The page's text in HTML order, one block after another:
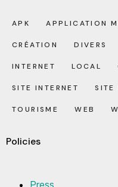
APK APPLICATION
CRÉATION DIVERS
INTERNET LOCAL
SITE INTERNET SITE
TOURISME WEB
Policies
Press